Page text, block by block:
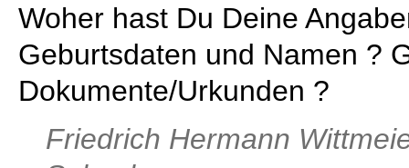
Woher hast Du Deine
Geburtsdaten und Namen ?
Dokumente/Urkunden ?
Friedrich Hermann